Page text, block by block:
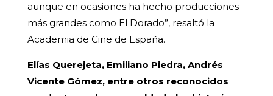
aunque en ocasiones ha hecho producciones
más grandes como El Dorado”, resaltó la
Academia de Cine de España.
Elías Querejeta, Emiliano Piedra, Andrés
Vicente Gómez, entre otros reconocidos